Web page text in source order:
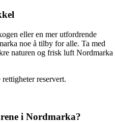
eller en mer utfordrende
noe å tilby for alle. Ta med
naturen og frisk luft Nordmarka
reservert.
i Nordmarka?